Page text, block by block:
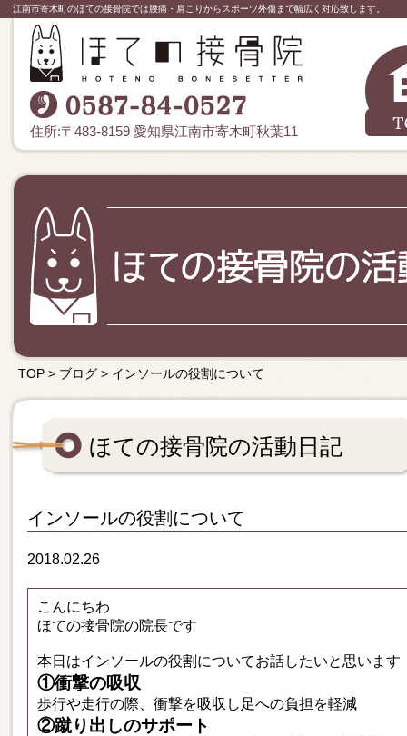
江南市寄木町のほての接骨院では腰痛・肩こりからスポーツ外傷まで幅広く対応致します。
住所:〒483-8159 愛知県江南市寄木町秋葉11
TOP > ブログ> インソールの役割について
ほての接骨院の活動日記
インソールの役割について
2018.02.26
こんにちわ
ほての接骨院の院長です
本日はインソールの役割についてお話したいと思います
①衝撃の吸収
歩行や走行の際、衝撃を吸収し足への負担を軽減
②蹴り出しのサポート